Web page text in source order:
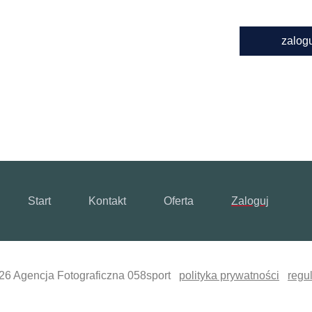
Start Kontakt Oferta Zaloguj
Agencja Fotograficzna 058sport polityka prywatności